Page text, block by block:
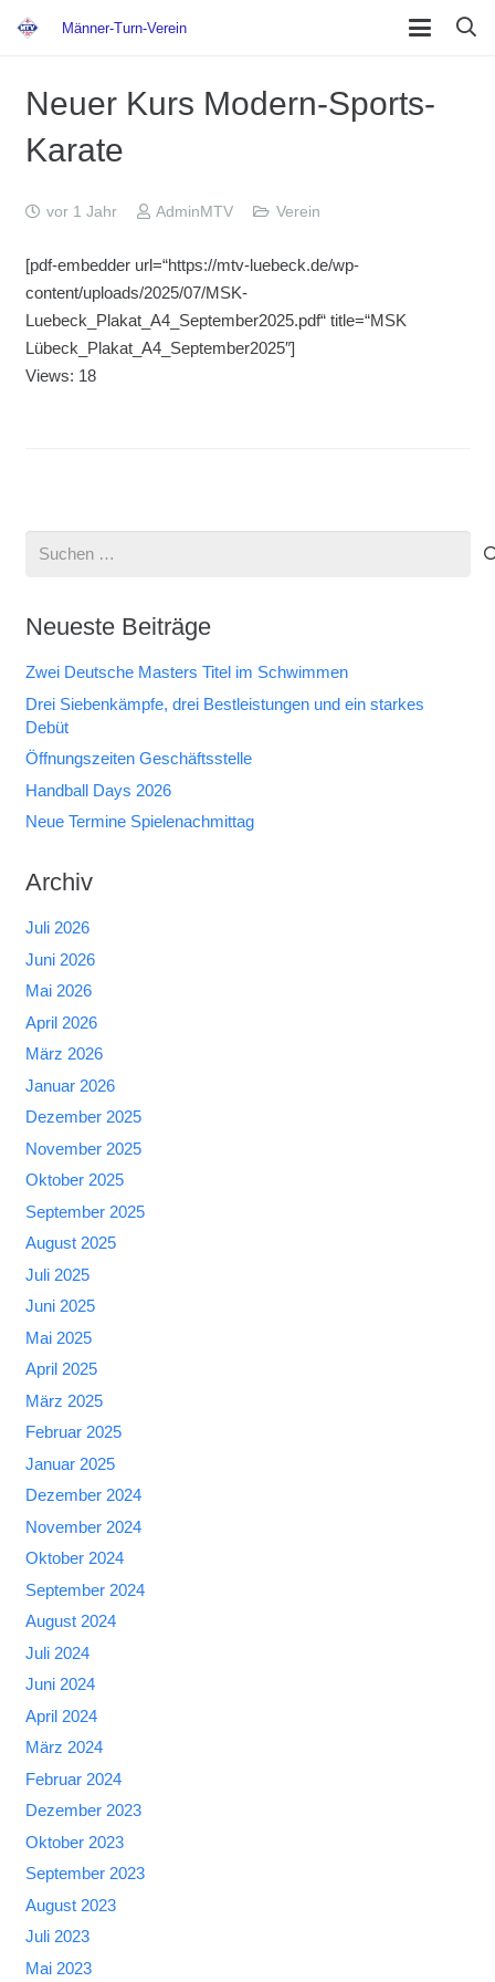
Männer-Turn-Verein
Neuer Kurs Modern-Sports-
Karate
vor 1 Jahr AdminMTV Verein
[pdf-embedder url=“https://mtv-luebeck.de/wp-
content/uploads/2025/07/MSK-
Luebeck_Plakat_A4_September2025.pdf“ title=“MSK
Lübeck_Plakat_A4_September2025″]
Views: 18
Suchen
Neueste Beiträge
Zwei Deutsche Masters Titel im Schwimmen
Drei Siebenkämpfe, drei Bestleistungen und ein starkes
Debüt
Öffnungszeiten Geschäftsstelle
Handball Days 2026
Neue Termine Spielenachmittag
Archiv
Juli 2026
Juni 2026
Mai 2026
April 2026
März 2026
Januar 2026
Dezember 2025
November 2025
Oktober 2025
September 2025
August 2025
Juli 2025
Juni 2025
Mai 2025
April 2025
März 2025
Februar 2025
Januar 2025
Dezember 2024
November 2024
Oktober 2024
September 2024
August 2024
Juli 2024
Juni 2024
April 2024
März 2024
Februar 2024
Dezember 2023
Oktober 2023
September 2023
August 2023
Juli 2023
Mai 2023